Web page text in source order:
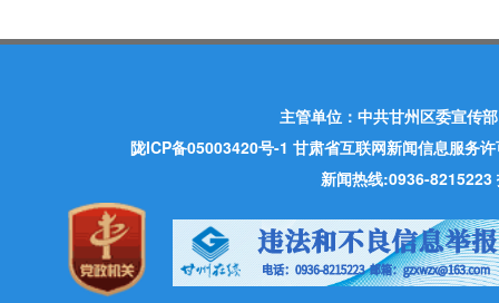
主管单位：中共甘州区委宣传
陇ICP备05003420号-1 甘肃省互联网新闻信息服务
新闻热线:0936-8215223